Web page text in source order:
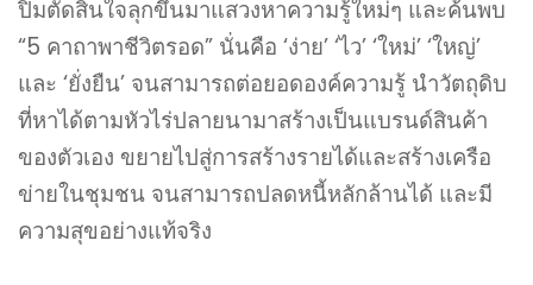
ปิ๋มตัดสินใจลุกขึ้นมาแสวงหาความรู้ใหม่ๆ และค้นพบ
“5 คาถาพาชีวิตรอด” นั่นคือ ‘ง่าย’ ‘ไว’ ‘ใหม่’ ‘ใหญ่’
และ ‘ยั่งยืน’ จนสามารถต่อยอดองค์ความรู้ นำวัตถุดิบ
ที่หาได้ตามหัวไร่ปลายนามาสร้างเป็นแบรนด์สินค้า
ของตัวเอง ขยายไปสู่การสร้างรายได้และสร้างเครือ
ข่ายในชุมชน จนสามารถปลดหนี้หลักล้านได้ และมี
ความสุขอย่างแท้จริง